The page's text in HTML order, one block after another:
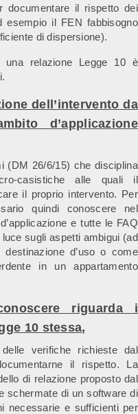
documentare il rispetto dei
esempio il FEN fabbisogno
di dispersione).
una relazione Legge 10 è
dell’intervento da
d’applicazione
(DM 26/6/15) che disciplina
casistiche alle quali il
il proprio intervento. Per
quindi conoscere nel
e tutte le FAQ
sugli aspetti ambigui (ad
d’uso o come
in un appartamento
riguarda i
10 stessa,
delle verifiche richieste dal
il rispetto. La
di relazione proposto dal
schermate di un software di
necessarie e sufficienti per